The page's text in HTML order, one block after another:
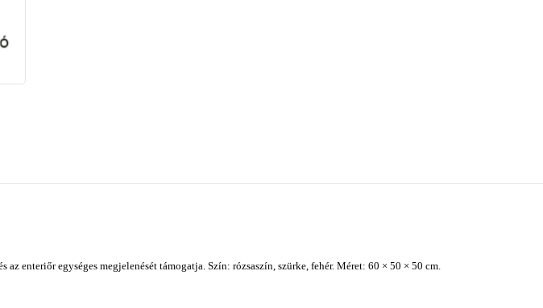
enteriőr egységes megjelenését támogatja. Szín: rózsaszín, szürke, fehér. Méret: 60 × 50 × 50 cm.